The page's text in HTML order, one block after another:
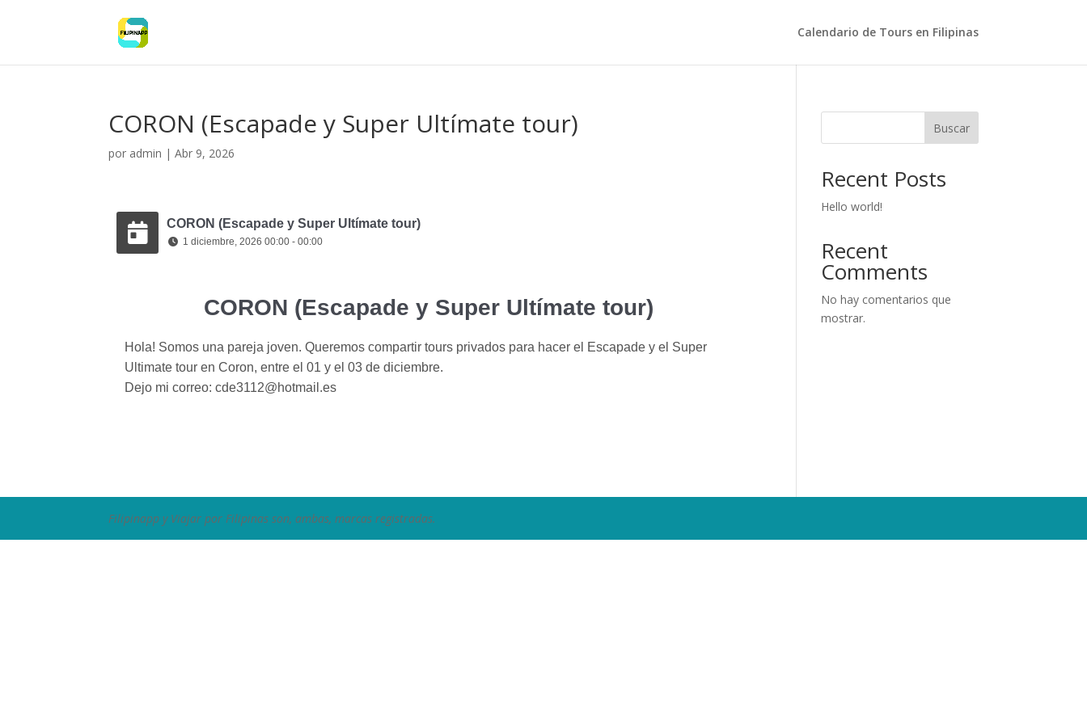
Calendario de Tours en Filipinas
CORON (Escapade y Super Ultímate tour)
por admin |Abr 9, 2026
CORON (Escapade y Super Ultímate tour)
1 diciembre, 2026 00:00 - 00:00
CORON (Escapade y Super Ultímate tour)
Hola! Somos una pareja joven. Queremos compartir tours privados para hacer el Escapade y el Super
Ultimate tour en Coron, entre el 01 y el 03 de diciembre.
Dejo mi correo: cde3112@hotmail.es
Buscar
Recent Posts
Hello world!
Recent
Comments
No hay comentarios que
mostrar.
Filipinapp y Viajar por Filipinas son, ambas, marcas registradas.